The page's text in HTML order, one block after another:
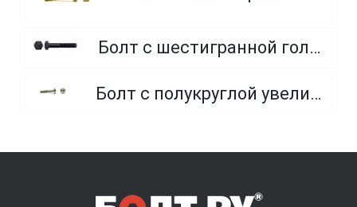
Болт с шестигранной головкой, неполная резьба, класс прочности 10.9 и 12.9
Болт с полукруглой увеличенной головкой и усом класса точности C (мебельный)